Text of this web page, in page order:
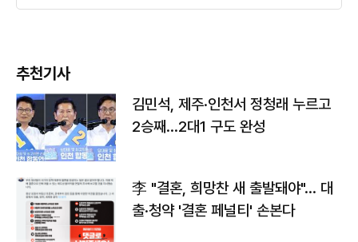
추천기사
김민석, 제주·인천서 정청래 누르고
2승째…2대1 구도 완성
李 "결혼, 희망찬 새 출발돼야"… 대
출·청약 '결혼 페널티' 손본다